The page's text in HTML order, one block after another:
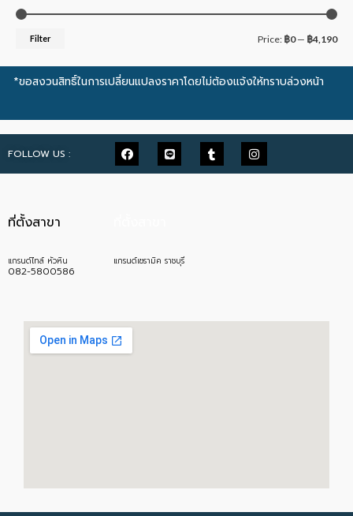
Filter Price: ฿0— ฿4,190
*ขอสงวนสิทธิ์ในการเปลี่ยนแปลงราคาโดยไม่ต้องแจ้งให้ทราบล่วงหน้า
FOLLOW US :
ที่ตั้งสาขา
แกรนด์ไทล์ หัวหิน
082-5800586
แกรนด์เซรามิค ราชบุรี